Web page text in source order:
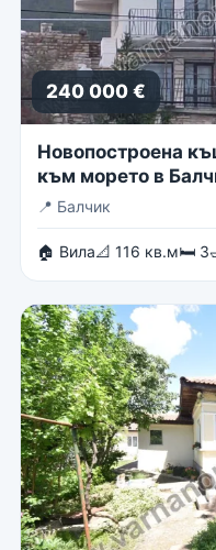
240 000 €
Новопостроена
към морето в
📍 Балчик
🏠 Вила📐 116 кв.м🛏 3